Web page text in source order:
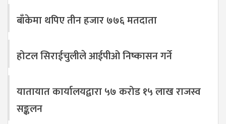
बाँकेमा थपिए तीन हजार ७७६ मतदाता
होटल सिराईचुलीले आईपीओ निष्कासन गर्ने
यातायात कार्यालयद्वारा ५७ करोड १५ लाख राजस्व
सङ्कलन